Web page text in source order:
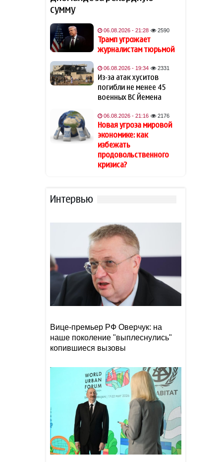
16:37
«проблемную страну»
16:12
Обнародованы результаты
экзамена на выявление
способностей по
специальности
«Журналистика»
15:52
Трамп заявил, что может
стать последним
президентом-
республиканцем в США
Лукашенко рассказал о
Трамп высмеял владельцев
их с больными
Захарова обвинила
Навроцкого в «клинической
русофобии» после фразы о
«москалях»
14:51
NTV: Турция, Саудовская
Аравия и Пакистан
альянс
сумму
06.08.2026 - 21:28 2590
Трамп угрожает
журналистам тюрьмой
06.08.2026 - 19:34 2331
Из-за атак хуситов
погибли не менее 45
военных ВС Йемена
06.08.2026 - 21:16 2176
Новая угроза мировой
экономике: как
избежать
продовольственного
кризиса?
Интервью
Вице-премьер РФ Оверчук: на
наше поколение "выплеснулись"
копившиеся вызовы